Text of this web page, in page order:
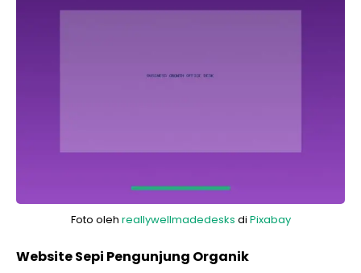
Foto oleh reallywellmadedesks di Pixabay
Website Sepi Pengunjung Organik